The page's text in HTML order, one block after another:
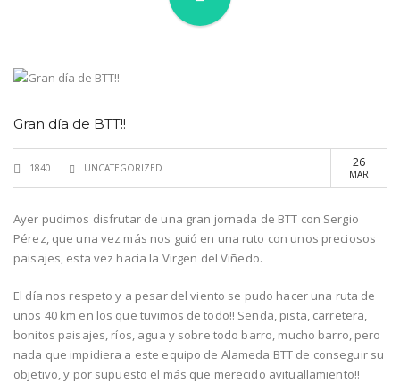
Gran día de BTT!!
1840 UNCATEGORIZED 26
MAR
Ayer pudimos disfrutar de una gran jornada de BTT con Sergio
Pérez, que una vez más nos guió en una ruto con unos preciosos
paisajes, esta vez hacia la Virgen del Viñedo.
El día nos respeto y a pesar del viento se pudo hacer una ruta de
unos 40 km en los que tuvimos de todo!! Senda, pista, carretera,
bonitos paisajes, ríos, agua y sobre todo barro, mucho barro, pero
nada que impidiera a este equipo de Alameda BTT de conseguir su
objetivo, y por supuesto el más que merecido avituallamiento!!